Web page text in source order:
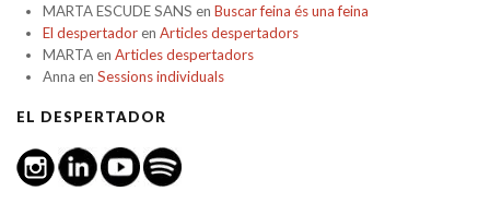
MARTA ESCUDE SANS en Buscar feina és una feina
El despertadoren Articles despertadors
MARTAen Articles despertadors
Anna en Sessions individuals
EL DESPERTADOR